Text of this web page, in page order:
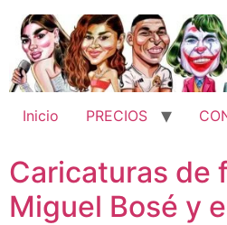
contenido
Inicio PRECIOS
Caricaturas de
Miguel Bosé y